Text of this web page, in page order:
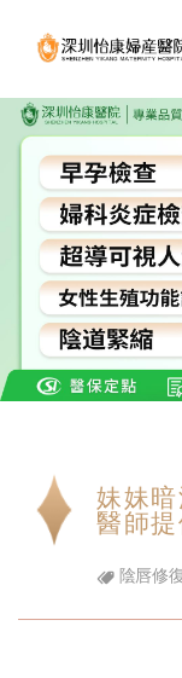
妹妹
醫師
陰唇修